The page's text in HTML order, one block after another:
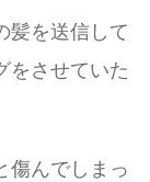
髪を送信して
をさせていた
傷んでしまっ